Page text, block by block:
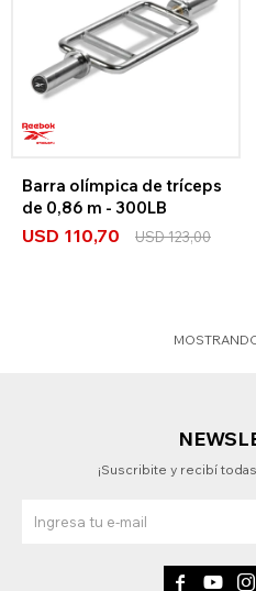
Barra olímpica de tríceps
de 0,86 m - 300LB
USD 110,70 USD123,00
¡Suscribite y recibí
  